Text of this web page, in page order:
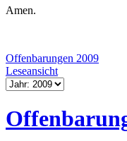
Amen.
Offenbarungen 2009
Leseansicht